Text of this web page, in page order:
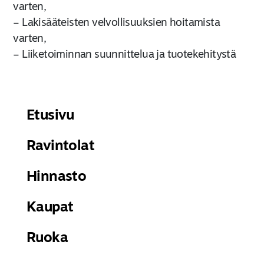
Etusivu
Ravintolat
Hinnasto
Kaupat
Ruoka
varten,
– Lakisääteisten velvollisuuksien hoitamista
varten,
– Liiketoiminnan suunnittelua ja tuotekehitystä
– Henkilöltä tai yritykseltä itseltään, joka tietoja
luovuttaa
– Kaupparekisteristä
– Luottotietorekisteristä
3.3.Yritys käsittelee seuraavia tietoja